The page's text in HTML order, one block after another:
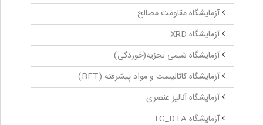
آزمایشگاه مقاومت مصالح
آزمایشگاه XRD
آزمایشگاه شیمی تجزیه(خوردگی)
آزمایشگاه کاتالیست و مواد پیشرفته (BET)
آزمایشگاه آنالیز عنصری
آزمایشگاه TG_DTA